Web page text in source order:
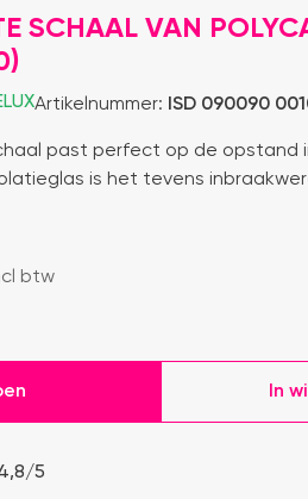
SCHAAL VAN
Artikelnummer: ISD 090090
past perfect op de opstand
is het tevens
btw
In
5